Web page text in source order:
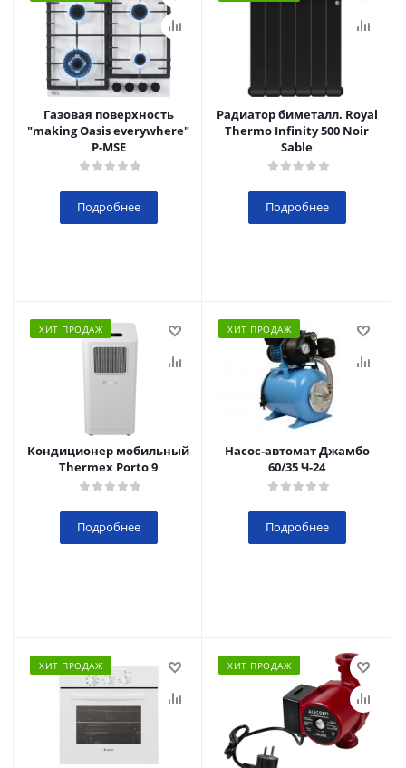
Газовая поверхность
"making Oasis everywhere"
P-MSE
Подробнее
Радиатор биметалл. Royal
Thermo Infinity 500 Noir
Sable
Подробнее
ХИТ ПРОДАЖ
Кондиционер мобильный
Thermex Porto 9
Подробнее
ХИТ ПРОДАЖ
Насос-автомат Джамбо
60/35 Ч-24
Подробнее
ХИТ ПРОДАЖ ХИТ ПРОДАЖ